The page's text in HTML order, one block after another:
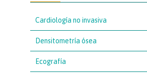
Cardiología no invasiva
Densitometría ósea
Ecografía